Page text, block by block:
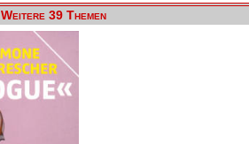
Weitere 39 Themen